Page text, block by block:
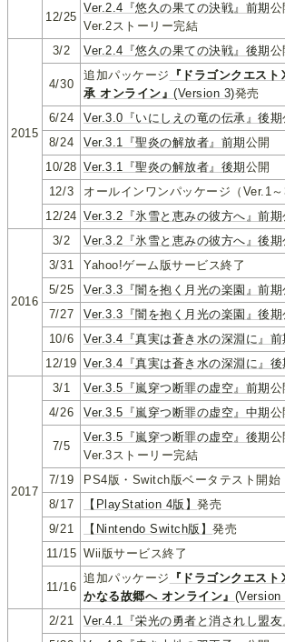
12/25
Ver.2.4『悠久の果ての決戦』前期公
Ver.2ストーリー完結
2015
3/2 Ver.2.4『悠久の果ての決戦』後期公
4/30
追加パッケージ
『ドラゴンクエス
承 オンライン』(Version 3)発売
6/24
Ver.3.0『いにしえの竜の伝承』後期
8/24
Ver.3.1『聖炎の解放者』前期公開
10/28 Ver.3.1『聖炎の解放者』後期公開
12/3
オールインワンパッケージ（Ver.1
12/24 Ver.3.2『氷雪と恵みの彼方へ』前期
2016
3/2 Ver.3.2『氷雪と恵みの彼方へ』後期
3/31
Yahoo!ゲーム版サービス終了
5/25
Ver.3.3『闇を抱く月光の楽園』前期
7/27
Ver.3.3『闇を抱く月光の楽園』後期
10/6
Ver.3.4『真実は蒼き水の深淵に』前
12/19 Ver.3.4『真実は蒼き水の深淵に』後
2017
3/1 Ver.3.5『嵐穿つ断罪の虚空』前期公
4/26
Ver.3.5『嵐穿つ断罪の虚空』中期公
7/5
Ver.3.5『嵐穿つ断罪の虚空』後期公
Ver.3ストーリー完結
7/19
PS4版・Switch版ベータテスト開始
8/17
【PlayStation 4版】発売
9/21
【Nintendo Switch版】発売
11/15 Wii版サービス終了
11/16
追加パッケージ
『ドラゴンクエス
かなる故郷へ オンライン』 (Version
2/21 Ver.4.1『栄光の勇者と消されし盟友